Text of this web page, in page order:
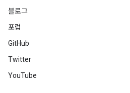
블로그
포럼
GitHub
Twitter
YouTube